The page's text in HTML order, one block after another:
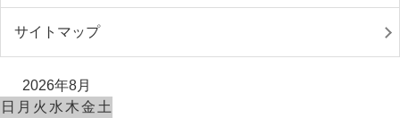
サイトマップ
2026年8月
日 月 火 水 木金 土